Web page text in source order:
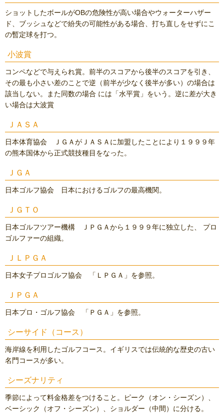
ショットしたボールがOBの危険性が高い場合やウォーターハザー
ド、ブッシュなどで紛失の可能性がある場合、打ち直しをせずにこ
の暫定球を打つ。
小波賞
コンペなどで与えられ賞。前半のスコアから後半のスコアを引き、
その最も小さい差のことで逆（前半が少なく後半が多い）の場合は
該当しない。また同数の場合 には「水平賞」をいう。逆に差が大き
い場合は大波賞
ＪＡＳＡ
日本体育協会 ＪＧＡがＪＡＳＡに加盟したことにより１９９９年
の熊本国体から正式競技種目をなった。
ＪＧＡ
日本ゴルフ協会 日本におけるゴルフの最高機関。
ＪＧＴＯ
日本ゴルフツアー機構 ＪＰＧＡから１９９９年に独立した、 プロ
ゴルファーの組織。
ＪＬＰＧＡ
日本女子プロゴルフ協会 「ＬＰＧＡ」を参照。
ＪＰＧＡ
日本プロ・ゴルフ協会 「ＰＧＡ」を参照。
シーサイド（コース）
海岸線を利用したゴルフコース。イギリスでは伝統的な歴史の古い
名門コースが多い。
シーズナリティ
季節によって料金格差をつけること。ピーク（オン・シーズン）、
ベーシック（オフ・シーズン）、ショルダー（中間）に分ける。